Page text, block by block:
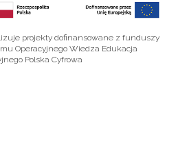
projekty dofinansowane z funduszy
Operacyjnego Wiedza Edukacja
Polska Cyfrowa